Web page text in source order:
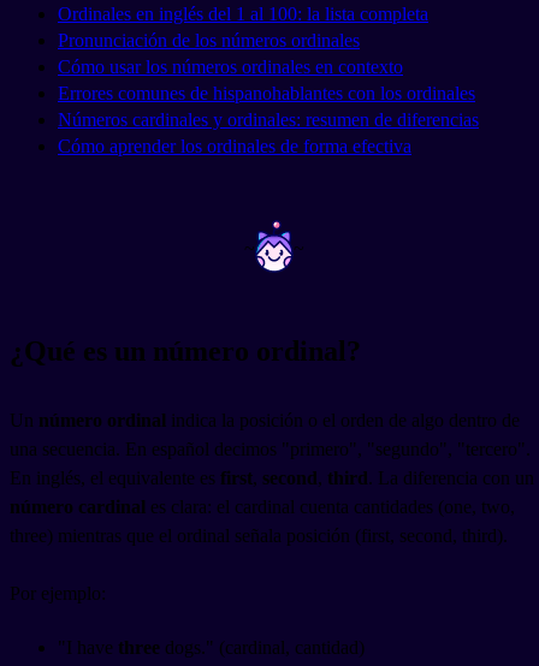
Ordinales en inglés del 1 al 100: la lista completa
Pronunciación de los números ordinales
Cómo usar los números ordinales en contexto
Errores comunes de hispanohablantes con los ordinales
Números cardinales y ordinales: resumen de diferencias
Cómo aprender los ordinales de forma efectiva
~ ~
¿Qué es un número ordinal?
Un número ordinal indica la posición o el orden de algo dentro de
una secuencia. En español decimos "primero", "segundo", "tercero".
En inglés, el equivalente es first, second, third. La diferencia con un
número cardinal es clara: el cardinal cuenta cantidades (one, two,
three) mientras que el ordinal señala posición (first, second, third).
Por ejemplo:
"I have three dogs." (cardinal, cantidad)